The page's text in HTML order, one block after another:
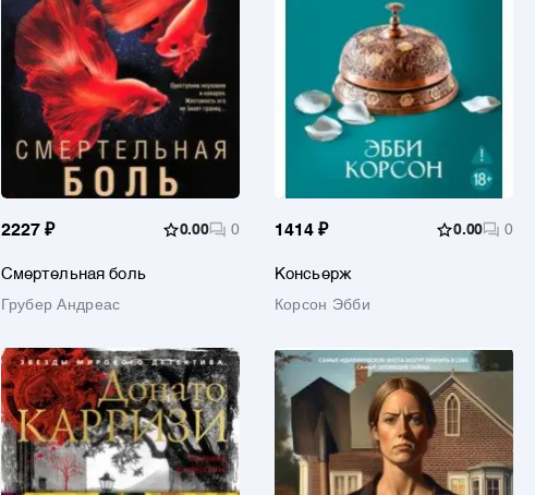
2227 ₽ 0.00 0
Смертельная боль
Грубер Андреас
1414 ₽ 0.00 0
Консьерж
Корсон Эбби